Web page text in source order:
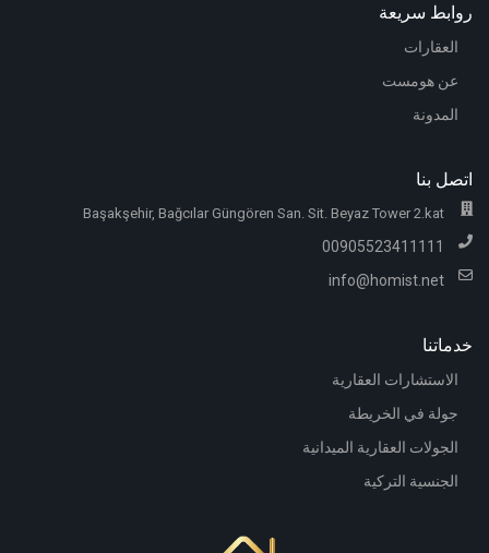
روابط سريعة
العقارات
عن هومست
المدونة
اتصل بنا
Başakşehir, Bağcılar Güngören San. Sit. Beyaz Tower 2.kat
00905523411111
info@homist.net
خدماتنا
الاستشارات العقارية
جولة في الخريطة
الجولات العقارية الميدانية
الجنسية التركية